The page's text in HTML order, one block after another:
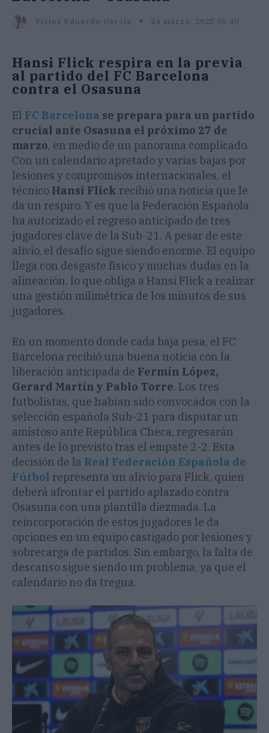
Victor Eduardo García 24 marzo, 2025 06:40
Hansi Flick respira en la previa
al partido del FC Barcelona
contra el Osasuna
El FC Barcelona se prepara para un partido
crucial ante Osasuna el próximo 27 de
marzo, en medio de un panorama complicado.
Con un calendario apretado y varias bajas por
lesiones y compromisos internacionales, el
técnico Hansi Flick recibió una noticia que le
da un respiro. Y es que la Federación Española
ha autorizado el regreso anticipado de tres
jugadores clave de la Sub-21. A pesar de este
alivio, el desafío sigue siendo enorme. El equipo
llega con desgaste físico y muchas dudas en la
alineación, lo que obliga a Hansi Flick a realizar
una gestión milimétrica de los minutos de sus
jugadores.
En un momento donde cada baja pesa, el FC
Barcelona recibió una buena noticia con la
liberación anticipada de Fermín López,
Gerard Martín y Pablo Torre. Los tres
futbolistas, que habían sido convocados con la
selección española Sub-21 para disputar un
amistoso ante República Checa, regresarán
antes de lo previsto tras el empate 2-2. Esta
decisión de la Real Federación Española de
Fútbol representa un alivio para Flick, quien
deberá afrontar el partido aplazado contra
Osasuna con una plantilla diezmada. La
reincorporación de estos jugadores le da
opciones en un equipo castigado por lesiones y
sobrecarga de partidos. Sin embargo, la falta de
descanso sigue siendo un problema, ya que el
calendario no da tregua.